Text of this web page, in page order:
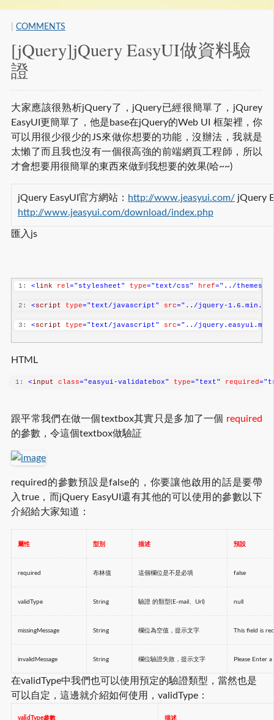
[jQuery]jQuery EasyUI做資料驗
證
COMMENTS
大家應該很熟析jQuery了，jQuery已經很簡單了，jQurey
EasyUI更簡單了，他是base在jQuery的Web UI 框架裡，你
可以用很少很少的JS來做你想要的功能，沒辦法，我就是
太懶了而且我也沒有一個很高強的前端網頁工程師，所以
才會想要用很簡單的東西來做到我想要的效果(哈~~)
jQuery EasyUI官方網站： http://www.jeasyui.com/ jQuery
http://www.jeasyui.com/download/index.php
匯入js
1: <link rel="stylesheet" type="text/css" href="../themes/
2: <script type="text/javascript" src="../jquery-
3: <script type="text/javascript" src="../
HTML
1: <input class="easyui-validatebox" type="text" required
跟平常我們在做一個textbox其實只是多加了一個 required
的參數，令這個textbox做驗証
required的參數預設是false的，你要讓他啟用的話是要帶
入true，而jQuery EasyUI還有其他的可以使用的參數以下
介紹給大家知道：
屬性 型別 描述 預設
required 布林值 這個欄位是不是必填 false
validType String 驗證 的類型(E-mail、Url) null
missingMessage String 欄位為空值，提示文字 This field is
invalidMessage String 欄位驗證失敗，提示文字 Please Enter a
在validType中我們也可以使用預定的驗證類型，當然也是
可以自定，這邊就介紹如何使用，validType：
validType參數 描述